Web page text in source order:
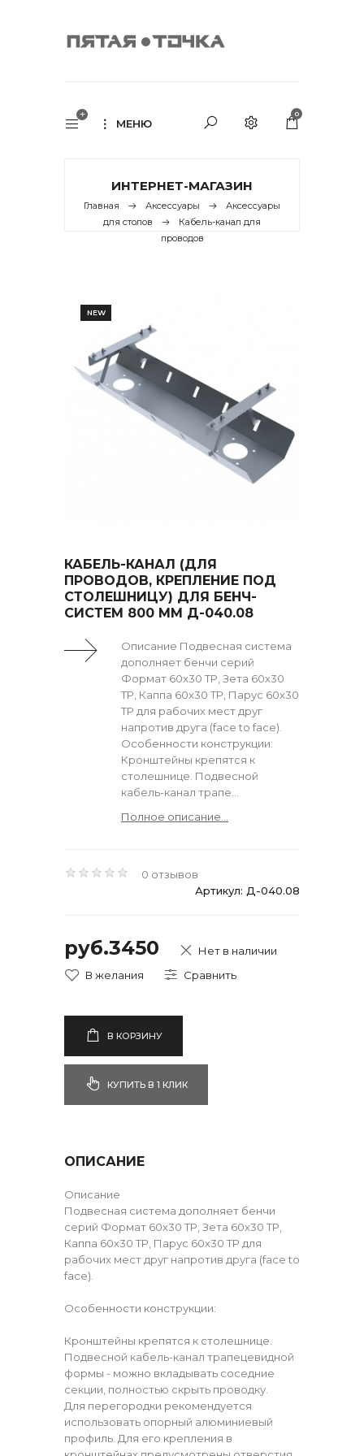
МЕНЮ
0
ИНТЕРНЕТ-МАГАЗИН
Главная Аксессуары
Аксессуары
для столов
Кабель-канал для
проводов
NEW
КАБЕЛЬ-КАНАЛ (ДЛЯ
ПРОВОДОВ, КРЕПЛЕНИЕ ПОД
СТОЛЕШНИЦУ) ДЛЯ БЕНЧ-
СИСТЕМ 800 ММ Д-040.08
Описание Подвесная система
дополняет бенчи серий
Формат 60х30 ТР, Зета 60х30
ТР, Каппа 60х30 ТР, Парус 60х30
ТР для рабочих мест друг
напротив друга (face to face).
Особенности конструкции:
Кронштейны крепятся к
столешнице. Подвесной
кабель-канал трапе...
Полное описание...
0 отзывов
Артикул: Д-040.08
руб.3450 Нет в наличии
В КОРЗИНУ
КУПИТЬ В 1 КЛИК
ОПИСАНИЕ
Описание
Подвесная система дополняет бенчи
серий Формат 60х30 ТР, Зета 60х30 ТР,
Каппа 60х30 ТР, Парус 60х30 ТР для
рабочих мест друг напротив друга (face to
face).
Особенности конструкции:
Кронштейны крепятся к столешнице.
Подвесной кабель-канал трапецевидной
формы - можно вкладывать соседние
секции, полностью скрыть проводку.
Для перегородки рекомендуется
использовать опорный алюминиевый
профиль. Для его крепления в